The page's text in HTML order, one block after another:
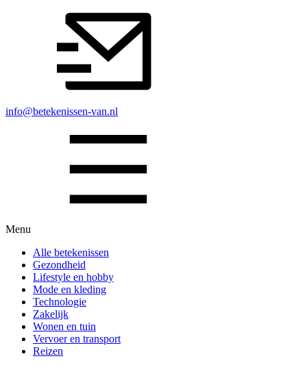
info@betekenissen-van.nl
Menu
Alle betekenissen
Gezondheid
Lifestyle en hobby
Mode en kleding
Technologie
Zakelijk
Wonen en tuin
Vervoer en transport
Reizen